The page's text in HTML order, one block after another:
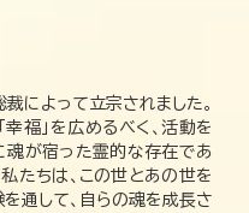
によって立宗されました。
福」を広めるべく、活動を
魂が宿った霊的な存在であ
たちは、この世とあの世を
通して、自らの魂を成長さ